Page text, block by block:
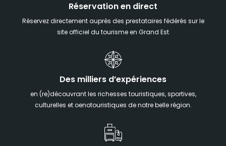
Réservation en direct
Réservez directement auprès des prestataires fédérés sur le
site officiel du tourisme en Grand Est
Des milliers d’expériences
en (re)découvrant les richesses touristiques, sportives,
culturelles et oenotouristiques de notre belle région.